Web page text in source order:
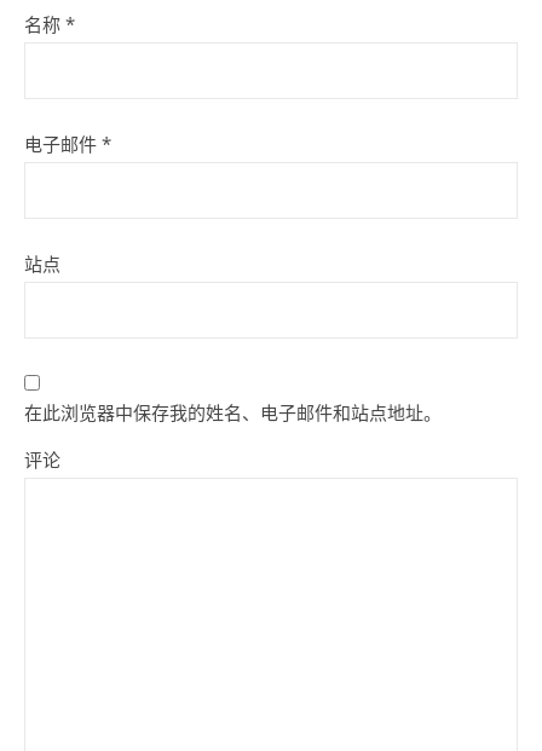
名称 *
电子邮件 *
站点
在此浏览器中保存我的姓名、电子邮件和站点地址。
评论